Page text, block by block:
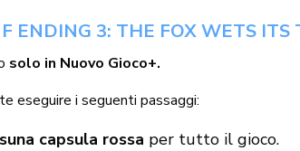
ENDING 3: THE FOX WETS
solo in Nuovo Gioco+.
eseguire i seguenti passaggi:
capsula rossa per tutto il gioco.